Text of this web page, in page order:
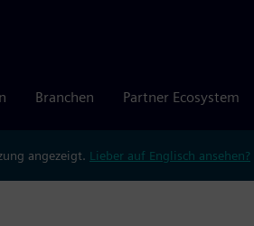
Branchen Partner Ecosystem
angezeigt. Lieber auf Englisch ansehen?